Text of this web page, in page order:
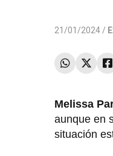
21/01/2024 /
Melissa
aunque en
situación